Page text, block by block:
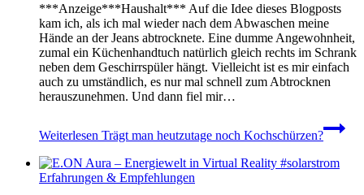
***Anzeige***Haushalt*** Auf die Idee dieses Blogposts
kam ich, als ich mal wieder nach dem Abwaschen meine
Hände an der Jeans abtrocknete. Eine dumme Angewohnheit,
zumal ein Küchenhandtuch natürlich gleich rechts im Schrank
neben dem Geschirrspüler hängt. Vielleicht ist es mir einfach
auch zu umständlich, es nur mal schnell zum Abtrocknen
herauszunehmen. Und dann fiel mir…
Weiterlesen Trägt man heutzutage noch Kochschürzen?
Erfahrungen & Empfehlungen